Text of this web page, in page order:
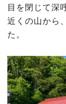
目を閉じて深
近くの山から
た。